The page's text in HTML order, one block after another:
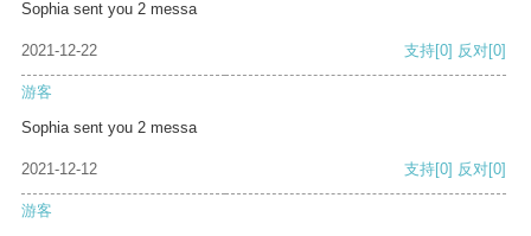
Sophia sent you 2 messa
2021-12-22 支持[0] 反对[0]
游客
Sophia sent you 2 messa
2021-12-12 支持[0] 反对[0]
游客